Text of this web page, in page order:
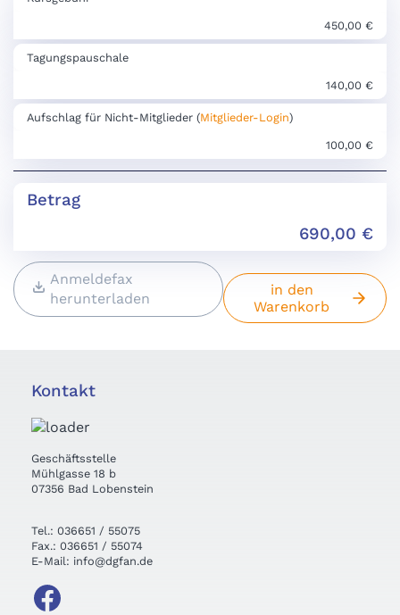
450,00 €
Tagungspauschale
140,00 €
Aufschlag für Nicht-Mitglieder (Mitglieder-Login)
100,00 €
Betrag
690,00 €
Anmeldefax
herunterladen
in den
Warenkorb
Kontakt
Geschäftsstelle
Mühlgasse 18 b
07356 Bad Lobenstein
Tel.: 036651 / 55075
Fax.: 036651 / 55074
E-Mail: info@dgfan.de